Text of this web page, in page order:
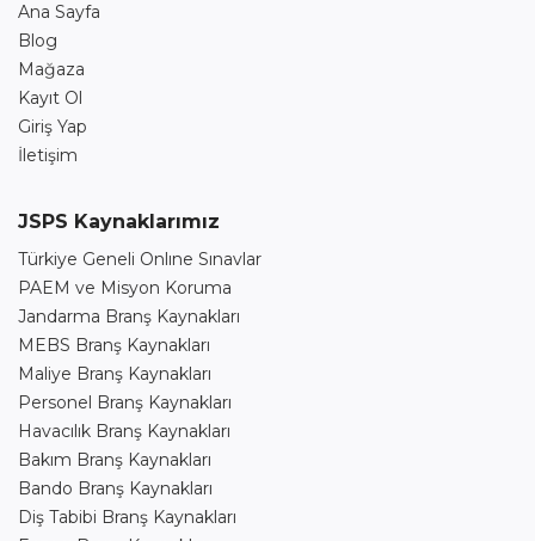
Ana Sayfa
Blog
Mağaza
Kayıt Ol
Giriş Yap
İletişim
JSPS Kaynaklarımız
Türkiye Geneli Onlıne Sınavlar
PAEM ve Misyon Koruma
Jandarma Branş Kaynakları
MEBS Branş Kaynakları
Maliye Branş Kaynakları
Personel Branş Kaynakları
Havacılık Branş Kaynakları
Bakım Branş Kaynakları
Bando Branş Kaynakları
Diş Tabibi Branş Kaynakları